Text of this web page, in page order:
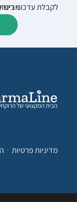
לקבלת עדכוני
מדיניות פרטיות